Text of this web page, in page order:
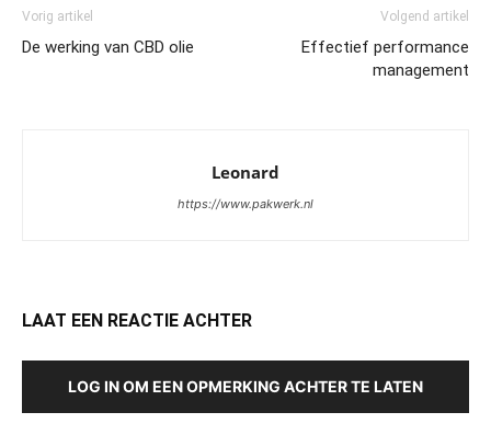
Vorig artikel
De werking van CBD olie
Volgend artikel
Effectief performance
management
Leonard
https://www.pakwerk.nl
LAAT EEN REACTIE ACHTER
LOG IN OM EEN OPMERKING ACHTER TE LATEN